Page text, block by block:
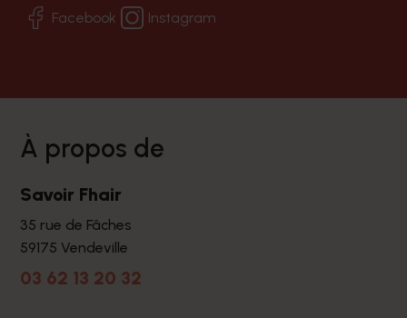
Facebook Instagram
à propos de
Savoir Fhair
35 rue de Fâches
59175 Vendeville
03 62 13 20 32